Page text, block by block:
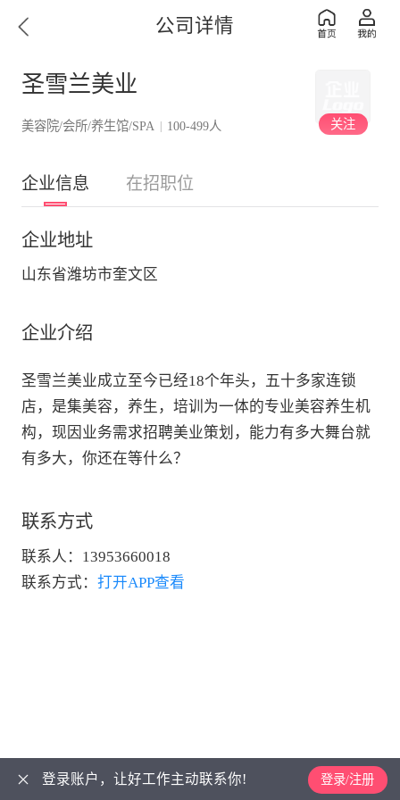
公司详情
圣雪兰美业
美容院/会所/养生馆/SPA | 100-499人 关注
企业信息 在招职位
企业地址
山东省潍坊市奎文区
企业介绍
圣雪兰美业成立至今已经18个年头，五十多家连锁
店，是集美容，养生，培训为一体的专业美容养生机
构，现因业务需求招聘美业策划，能力有多大舞台就
有多大，你还在等什么？
联系方式
联系人： 13953660018
联系方式： 打开APP查看
登录账户，让好工作主动联系你! 登录/注册